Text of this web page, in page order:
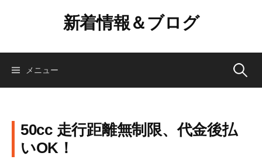
ン
新着情報＆ブログ
メニュー 検
50cc 走行距離無制限、代金後払
いOK！